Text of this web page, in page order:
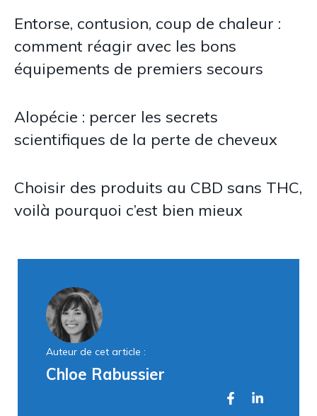
Entorse, contusion, coup de chaleur :
comment réagir avec les bons
équipements de premiers secours
Alopécie : percer les secrets
scientifiques de la perte de cheveux
Choisir des produits au CBD sans THC,
voilà pourquoi c’est bien mieux
Auteur de cet article :
Chloe Rabussier